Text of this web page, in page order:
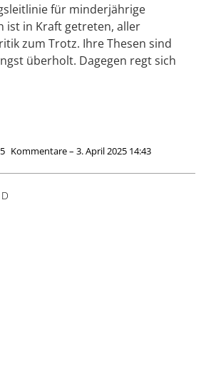
für minderjährige
ist in Kraft getreten, aller
zum Trotz. Ihre Thesen sind
überholt. Dagegen regt sich
5 Kommentare – 3. April 2025 14:43